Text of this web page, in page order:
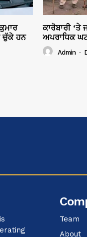
ਚੁੱਕੇ ਹਨ
ਕਾਰੋਬਾਰੀ ‘ਤੇ
ਅਪਰਾਧਿਕ
Admin -
Team
About